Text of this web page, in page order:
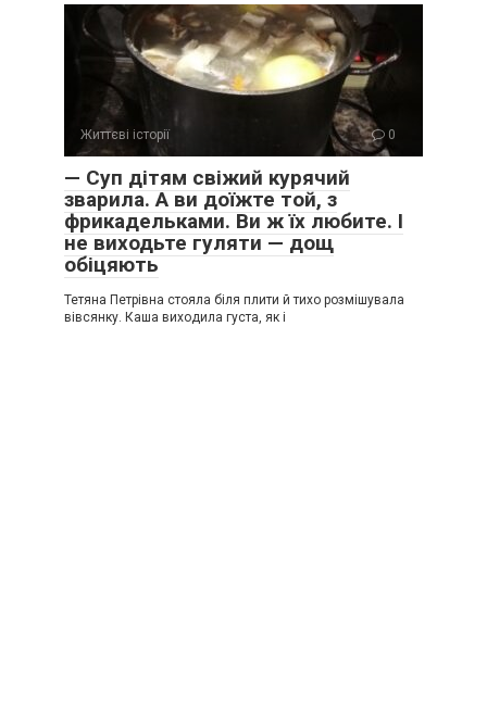
Життєві історії 0
— Суп дітям свіжий курячий
зварила. А ви доїжте той, з
фрикадельками. Ви ж їх любите. І
не виходьте гуляти — дощ
обіцяють
Тетяна Петрівна стояла біля плити й тихо розмішувала
вівсянку. Каша виходила густа, як і